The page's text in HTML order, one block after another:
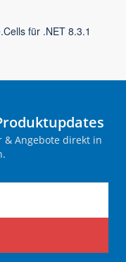
für .NET 8.3.1
& Angebote direkt in